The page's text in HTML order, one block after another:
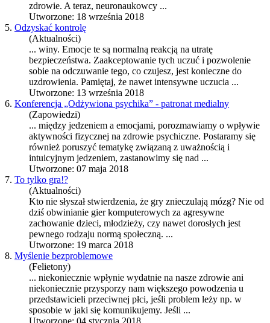
zdrowie. A teraz, neuronaukowcy ...
Utworzone: 18 września 2018
5. Odzyskać kontrolę
(Aktualności)
... winy. Emocje te są normalną reakcją na utratę
bezpieczeństwa. Zaakceptowanie tych uczuć i pozwolenie
sobie na odczuwanie tego, co czujesz, jest konieczne do
uzdrowienia. Pamiętaj, że nawet intensywne uczucia ...
Utworzone: 13 września 2018
6. Konferencja „Odżywiona psychika” - patronat medialny
(Zapowiedzi)
... między jedzeniem a emocjami, porozmawiamy o wpływie
aktywności fizycznej na zdrowie psychiczne. Postaramy się
również poruszyć tematykę związaną z uważnością i
intuicyjnym jedzeniem, zastanowimy się nad ...
Utworzone: 07 maja 2018
7. To tylko gra!?
(Aktualności)
Kto nie słyszał stwierdzenia, że gry znieczulają mózg? Nie od
dziś obwinianie gier komputerowych za agresywne
zachowanie dzieci, młodzieży, czy nawet dorosłych jest
pewnego rodzaju normą społeczną. ...
Utworzone: 19 marca 2018
8. Myślenie bezproblemowe
(Felietony)
... niekoniecznie wpłynie wydatnie na nasze zdrowie ani
niekoniecznie przysporzy nam większego powodzenia u
przedstawicieli przeciwnej płci, jeśli problem leży np. w
sposobie w jaki się komunikujemy. Jeśli ...